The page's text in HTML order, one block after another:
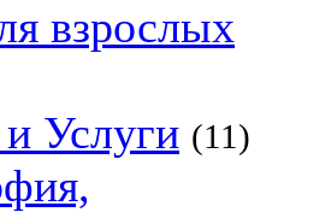
взрослых
Услуги (11)